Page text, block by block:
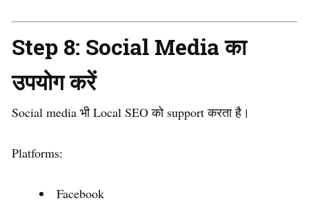
Step 8: Social Media का
उपयोग करें
Social media भी Local SEO को support करता है।
Platforms:
Facebook